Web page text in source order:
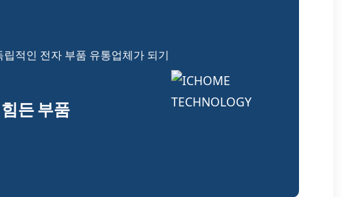
적인 전자 부품 유통업체가 되기
든 부품